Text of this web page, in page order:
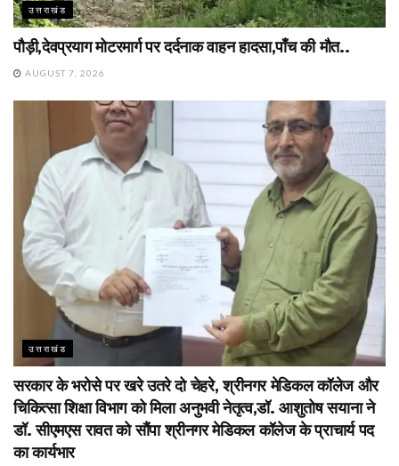
उत्तराखंड
पौड़ी,देवप्रयाग मोटरमार्ग पर दर्दनाक वाहन हादसा,पाँच की मौत..
AUGUST 7, 2026
उत्तराखंड
सरकार के भरोसे पर खरे उतरे दो चेहरे, श्रीनगर मेडिकल कॉलेज और
चिकित्सा शिक्षा विभाग को मिला अनुभवी नेतृत्व,डॉ. आशुतोष सयाना ने
डॉ. सीएमएस रावत को सौंपा श्रीनगर मेडिकल कॉलेज के प्राचार्य पद
का कार्यभार